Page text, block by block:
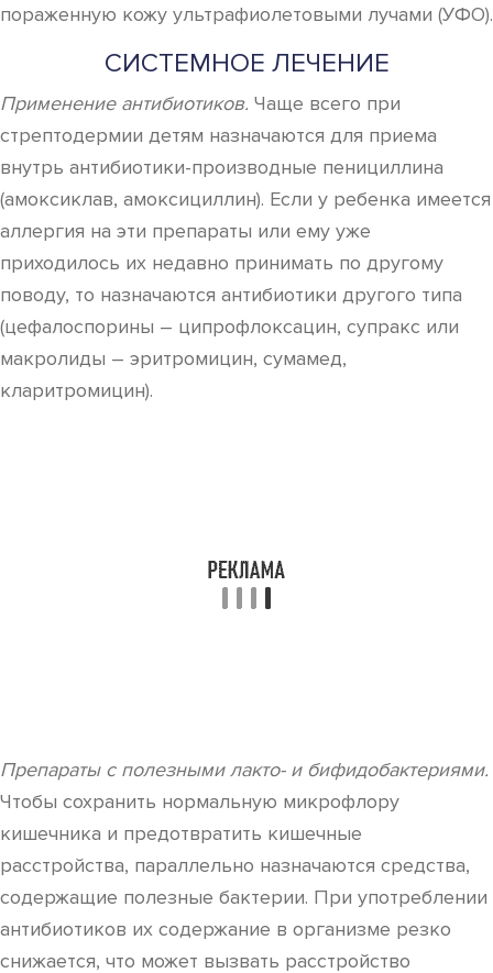
пораженную кожу ультрафиолетовыми лучами (УФО).
СИСТЕМНОЕ ЛЕЧЕНИЕ
Применение антибиотиков. Чаще всего при
стрептодермии детям назначаются для приема
внутрь антибиотики-производные пенициллина
(амоксиклав, амоксициллин). Если у ребенка имеется
аллергия на эти препараты или ему уже
приходилось их недавно принимать по другому
поводу, то назначаются антибиотики другого типа
(цефалоспорины – ципрофлоксацин, супракс или
макролиды – эритромицин, сумамед,
кларитромицин).
Препараты с полезными лакто- и бифидобактериями.
Чтобы сохранить нормальную микрофлору
кишечника и предотвратить кишечные
расстройства, параллельно назначаются средства,
содержащие полезные бактерии. При употреблении
антибиотиков их содержание в организме резко
снижается, что может вызвать расстройство